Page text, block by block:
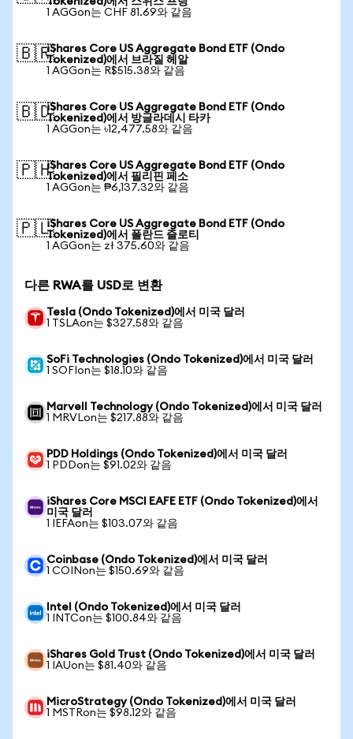
1 AGGon는 CHF 81.69와 같음
🇧🇷iShares Core US Aggregate Bond ETF (Ondo
Tokenized)에서 브라질 헤알
1 AGGon는 R$515.38와 같음
🇧🇩iShares Core US Aggregate Bond ETF (Ondo
Tokenized)에서 방글라데시 타카
1 AGGon는 ৳12,477.58와 같음
🇵🇭iShares Core US Aggregate Bond ETF (Ondo
Tokenized)에서 필리핀 페소
1 AGGon는 ₱6,137.32와 같음
🇵🇱iShares Core US Aggregate Bond ETF (Ondo
Tokenized)에서 폴란드 즐로티
1 AGGon는 zł 375.60와 같음
다른 RWA를 USD로 변환
Tesla (Ondo Tokenized)에서 미국 달러
1 TSLAon는 $327.58와 같음
SoFi Technologies (Ondo Tokenized)에서 미국 달러
1 SOFIon는 $18.10와 같음
Marvell Technology (Ondo Tokenized)에서 미국 달러
1 MRVLon는 $217.88와 같음
PDD Holdings (Ondo Tokenized)에서 미국 달러
1 PDDon는 $91.02와 같음
iShares Core MSCI EAFE ETF (Ondo Tokenized)에서
미국 달러
1 IEFAon는 $103.07와 같음
Coinbase (Ondo Tokenized)에서 미국 달러
1 COINon는 $150.69와 같음
Intel (Ondo Tokenized)에서 미국 달러
1 INTCon는 $100.84와 같음
iShares Gold Trust (Ondo Tokenized)에서 미국 달러
1 IAUon는 $81.40와 같음
MicroStrategy (Ondo Tokenized)에서 미국 달러
1 MSTRon는 $98.12와 같음